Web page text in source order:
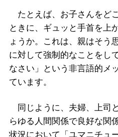
たとえば、お子さんをど
ときに、ギュッと手首を上
ょうか。これは、親はそう
に対して強制的なことをし
なさい」という非言語的メ
ています。
同じように、夫婦、上司
らゆる人間関係で良好な関
状況において「ユマニチュ